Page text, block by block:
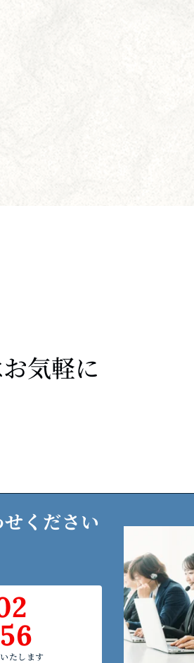
気軽に
ください
たします